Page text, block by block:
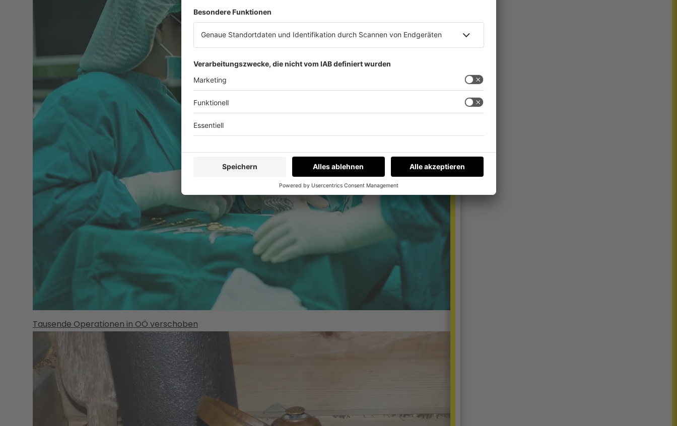
Tausende Operationen in OÖ verschoben